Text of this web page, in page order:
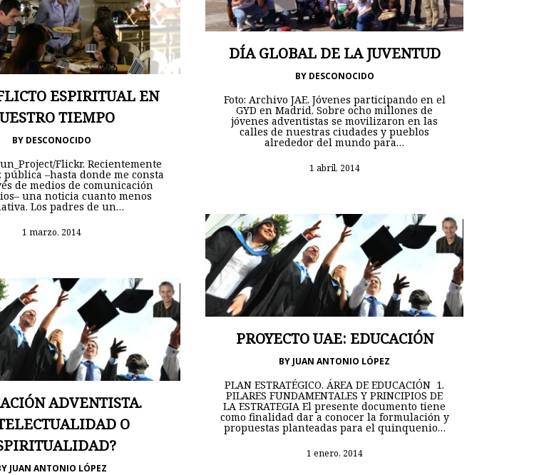
DÍA GLOBAL DE LA JUVENTUD
BY DESCONOCIDO
Foto: Archivo JAE. Jóvenes participando en el
GYD en Madrid. Sobre ocho millones de
jóvenes adventistas se movilizaron en las
calles de nuestras ciudades y pueblos
alrededor del mundo para…
1 abril, 2014
ESPIRITUAL EN
TIEMPO
BY DESCONOCIDO
Flickr. Recientemente
–hasta donde me consta
de medios de comunicación
una noticia cuanto menos
Los padres de un…
1 marzo, 2014
PROYECTO UAE: EDUCACIÓN
BY JUAN ANTONIO LÓPEZ
PLAN ESTRATÉGICO. ÁREA DE EDUCACIÓN 1.
PILARES FUNDAMENTALES Y PRINCIPIOS DE
LA ESTRATEGIA El presente documento tiene
como finalidad dar a conocer la formulación y
propuestas planteadas para el quinquenio…
1 enero, 2014
ADVENTISTA.
O
JUAN ANTONIO LÓPEZ